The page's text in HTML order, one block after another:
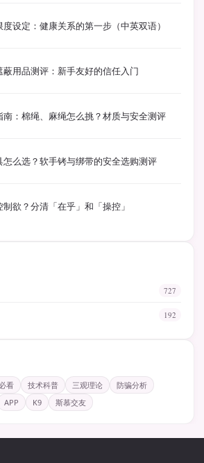
设定：健康关系的第一步（中英双语）
蔽用品测评：新手友好的信任入门
南：棉绳、麻绳怎么挑？材质与安全测评
怎么选？软手铐与绑带的安全选购测评
欲？分清「在乎」和「操控」
727
192
看 技术科普 三观理论
防骗分析
APP K9 斯慕交友